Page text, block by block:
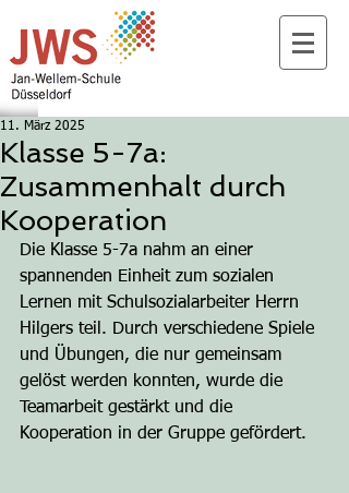
Klasse 5-7a:
Zusammenhalt durch
Kooperation
11. März 2025
Die Klasse 5-7a nahm an einer
spannenden Einheit zum sozialen
Lernen mit Schulsozialarbeiter Herrn
Hilgers teil. Durch verschiedene Spiele
und Übungen, die nur gemeinsam
gelöst werden konnten, wurde die
Teamarbeit gestärkt und die
Kooperation in der Gruppe gefördert.